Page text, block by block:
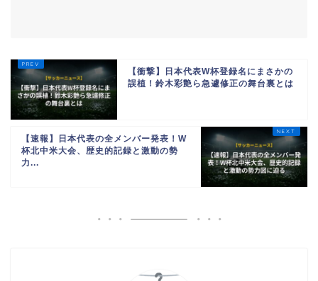
【衝撃】日本代表W杯登録名にまさかの
誤植！鈴木彩艶ら急遽修正の舞台裏とは
【速報】日本代表の全メンバー発表！W
杯北中米大会、歴史的記録と激動の勢
力...